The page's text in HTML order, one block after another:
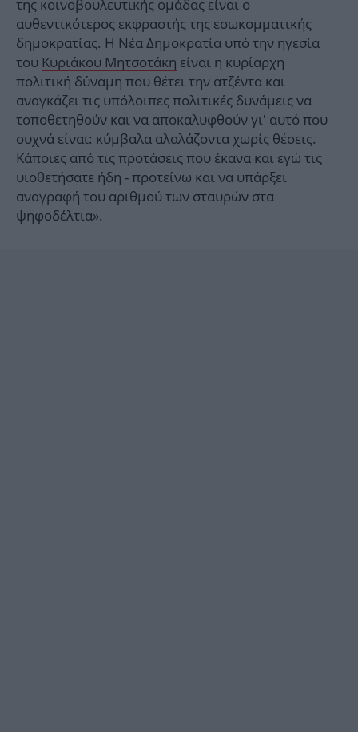
της κοινοβουλευτικής ομάδας είναι ο
αυθεντικότερος εκφραστής της εσωκομματικής
δημοκρατίας. Η Νέα Δημοκρατία υπό την ηγεσία
του Κυριάκου Μητσοτάκη είναι η κυρίαρχη
πολιτική δύναμη που θέτει την ατζέντα και
αναγκάζει τις υπόλοιπες πολιτικές δυνάμεις να
τοποθετηθούν και να αποκαλυφθούν γι’ αυτό που
συχνά είναι: κύμβαλα αλαλάζοντα χωρίς θέσεις.
Κάποιες από τις προτάσεις που έκανα και εγώ τις
υιοθετήσατε ήδη - προτείνω και να υπάρξει
αναγραφή του αριθμού των σταυρών στα
ψηφοδέλτια».